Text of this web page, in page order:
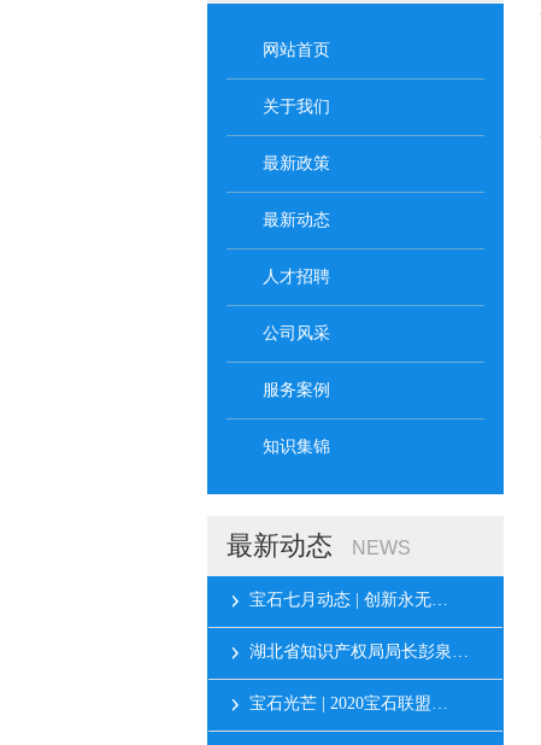
网站首页
关于我们
最新政策
最新动态
人才招聘
公司风采
服务案例
知识集锦
最新动态 NEWS
宝石七月动态 | 创新永无…
湖北省知识产权局局长彭泉…
宝石光芒 | 2020宝石联盟…